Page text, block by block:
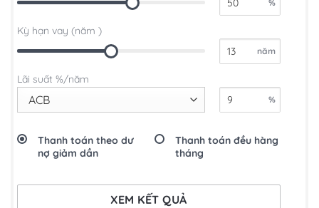
%
Kỳ hạn vay (năm )
năm
Lãi suất %/năm
%
Thanh toán theo dư
nợ giảm dần
Thanh toán đều hàng
tháng
XEM KẾT QUẢ